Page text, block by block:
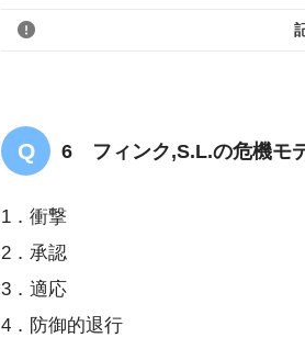
6 フィンク,S.L.の危機モ
1．衝撃
2．承認
3．適応
4．防御的退行